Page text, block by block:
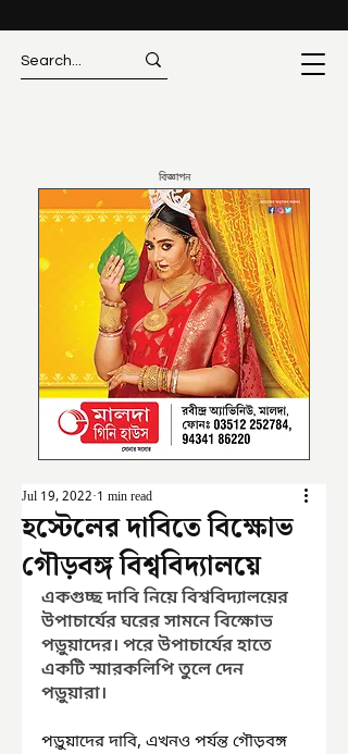
বিজ্ঞাপন
হস্টেলের দাবিতে বিক্ষোভ
গৌড়বঙ্গ বিশ্ববিদ্যালয়ে
Jul 19, 2022 1 min read
একগুচ্ছ দাবি নিয়ে বিশ্ববিদ্যালয়ের
উপাচার্যের ঘরের সামনে বিক্ষোভ
পড়ুয়াদের। পরে উপাচার্যের হাতে
একটি স্মারকলিপি তুলে দেন
পড়ুয়ারা।
পড়ুয়াদের দাবি, এখনও পর্যন্ত গৌড়বঙ্গ